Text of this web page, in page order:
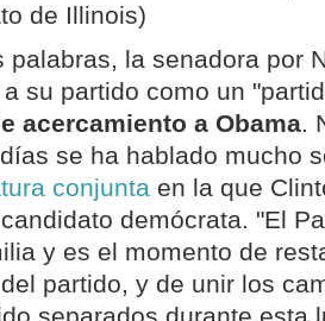
de Illinois)
palabras, la senadora por
a su partido como un
acercamiento a Obama.
se ha hablado mucho
conjunta en la que
demócrata. "El
y es el momento de
partido, y de unir los